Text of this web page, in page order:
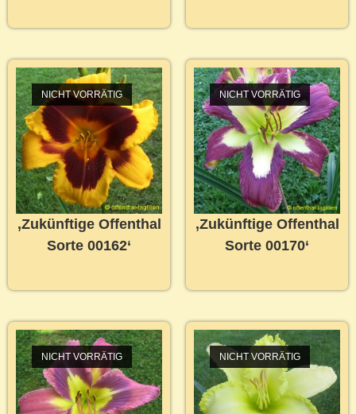
NICHT VORRÄTIG
‚Zukünftige Offenthal
Sorte 00162‘
NICHT VORRÄTIG
‚Zukünftige Offenthal
Sorte 00170‘
NICHT VORRÄTIG NICHT VORRÄTIG